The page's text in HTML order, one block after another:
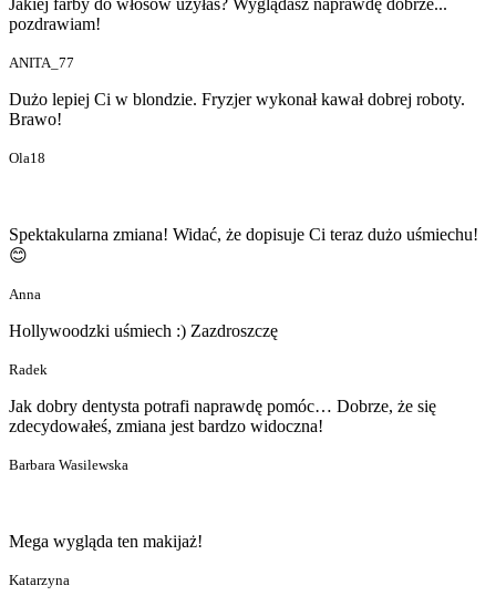
Jakiej farby do włosów użyłaś? Wyglądasz naprawdę dobrze...
pozdrawiam!
ANITA_77
Dużo lepiej Ci w blondzie. Fryzjer wykonał kawał dobrej roboty.
Brawo!
Ola18
Spektakularna zmiana! Widać, że dopisuje Ci teraz dużo uśmiechu!
😊
Anna
Hollywoodzki uśmiech :) Zazdroszczę
Radek
Jak dobry dentysta potrafi naprawdę pomóc… Dobrze, że się
zdecydowałeś, zmiana jest bardzo widoczna!
Barbara Wasilewska
Mega wygląda ten makijaż!
Katarzyna